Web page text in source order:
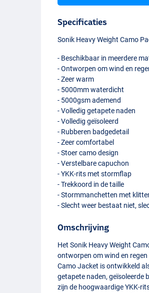
Specificaties
Sonik Heavy Weight Camo
- Beschikbaar in meerdere
- Ontworpen om wind en
- Zeer warm
- 5000mm waterdicht
- 5000gsm ademend
- Volledig getapete naden
- Volledig geïsoleerd
- Rubberen badgedetail
- Zeer comfortabel
- Stoer camo design
- Verstelbare capuchon
-YKK-rits met stormflap
- Trekkoord in de taille
- Stormmanchetten met
- Slecht weer bestaat niet,
Omschrijving
Het Sonik Heavy Weight
ontworpen om wind en
Camo Jacket is ontwikkeld
getapete naden, geïsoleerde
zijn de hoogwaardigeYKK-